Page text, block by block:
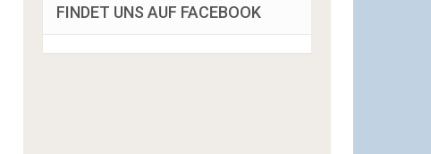
FINDET UNS AUF FACEBOOK